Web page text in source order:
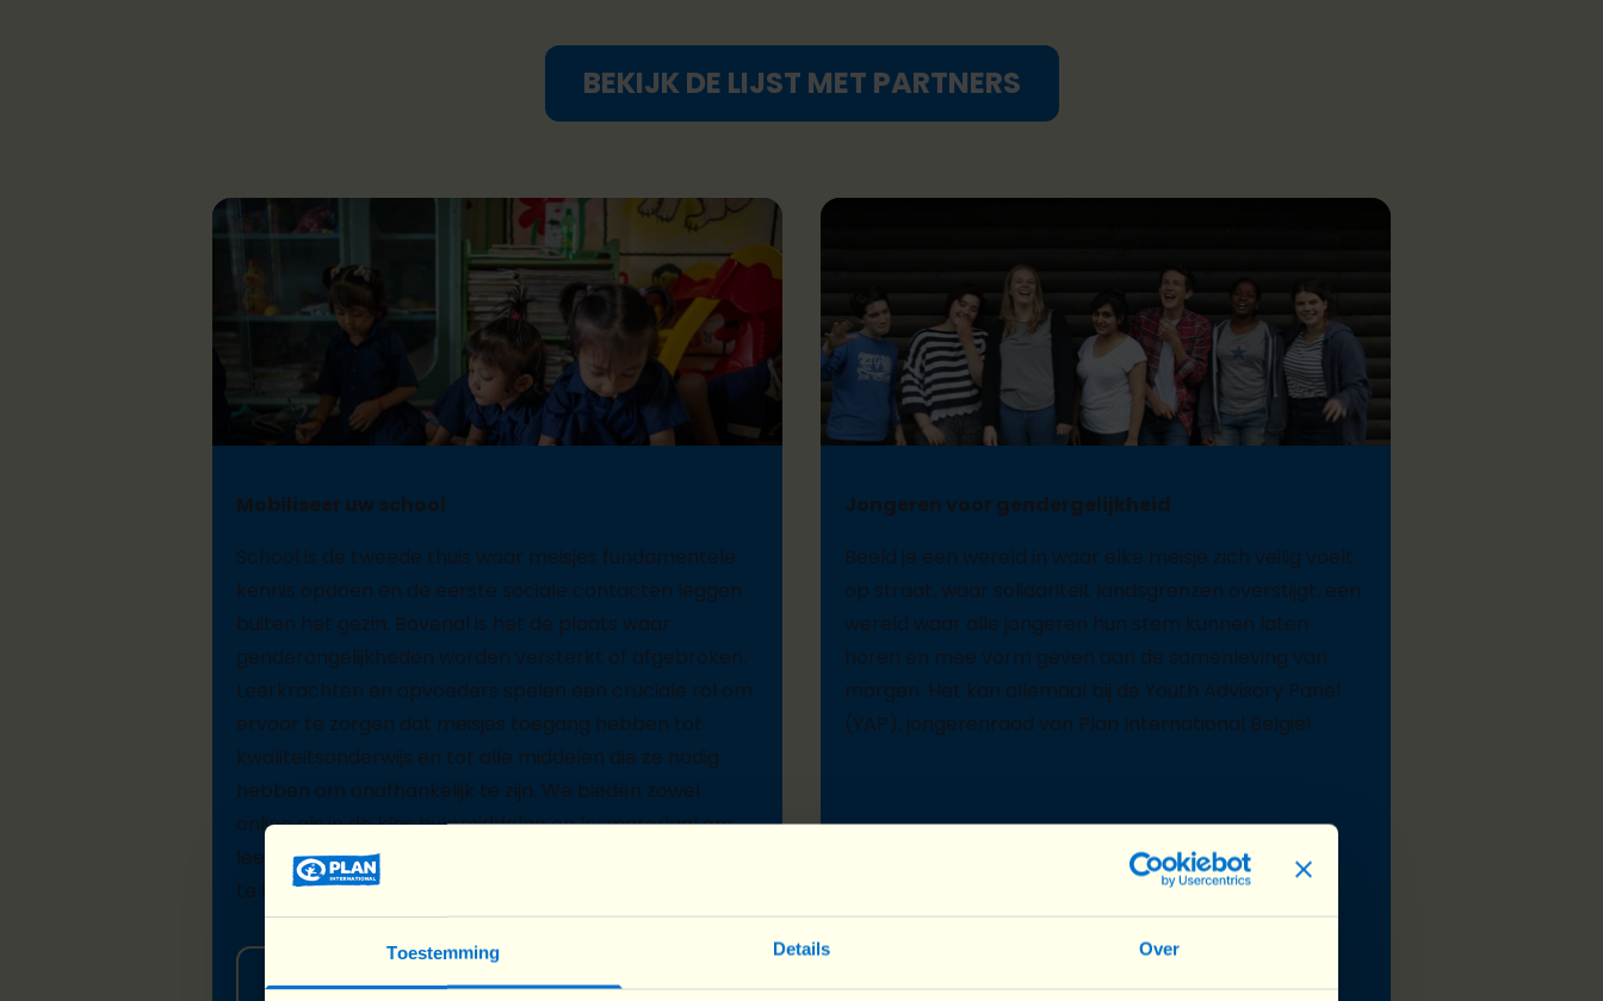
Toestemming Details Over
BEKIJK DE LIJST MET PARTNERS
Mobiliseer uw school
School is de tweede thuis waar meisjes fundamentele
kennis opdoen en de eerste sociale contacten leggen
buiten het gezin. Bovenal is het de plaats waar
genderongelijkheden worden versterkt of afgebroken.
Leerkrachten en opvoeders spelen een cruciale rol om
ervoor te zorgen dat meisjes toegang hebben tot
kwaliteitsonderwijs en tot alle middelen die ze nodig
hebben om onafhankelijk te zijn. We bieden zowel
online als in de klashulpmiddelen en lesmateriaal om
leerkrachten en
te brengen.
Ik mobiliseer mijn school
Jongeren voor gendergelijkheid
Beeld je een wereld in waar elke meisje zich veilig voelt
op straat, waar solidariteit landsgrenzen overstijgt, een
wereld waar alle jongeren hun stem kunnen laten
horen en mee vorm geven aan de samenleving van
morgen. Het kan allemaal bij de Youth Advisory Panel
(YAP), jongerenraad van Plan International België!